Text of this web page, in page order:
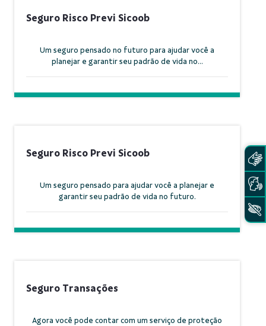
Seguro Risco Previ Sicoob
Um seguro pensado no futuro para ajudar você a
planejar e garantir seu padrão de vida no...
Seguro Risco Previ Sicoob
Um seguro pensado para ajudar você a planejar e
garantir seu padrão de vida no futuro.
Seguro Transações
Agora você pode contar com um serviço de proteção